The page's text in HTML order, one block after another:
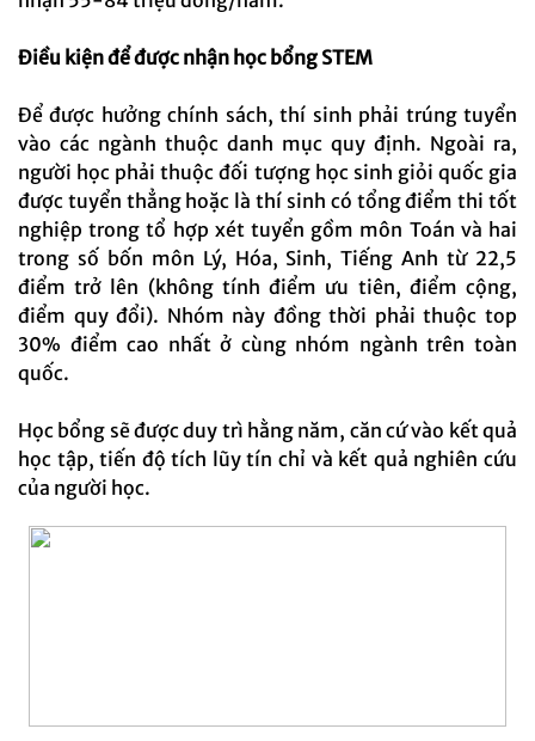
Điều kiện để được nhận học bổng STEM
Để được hưởng chính sách, thí sinh phải trúng tuyển
vào các ngành thuộc danh mục quy định. Ngoài ra,
người học phải thuộc đối tượng học sinh giỏi quốc gia
được tuyển thẳng hoặc là thí sinh có tổng điểm thi tốt
nghiệp trong tổ hợp xét tuyển gồm môn Toán và hai
trong số bốn môn Lý, Hóa, Sinh, Tiếng Anh từ 22,5
điểm trở lên (không tính điểm ưu tiên, điểm cộng,
điểm quy đổi). Nhóm này đồng thời phải thuộc top
30% điểm cao nhất ở cùng nhóm ngành trên toàn
quốc.
Học bổng sẽ được duy trì hằng năm, căn cứ vào kết quả
học tập, tiến độ tích lũy tín chỉ và kết quả nghiên cứu
của người học.